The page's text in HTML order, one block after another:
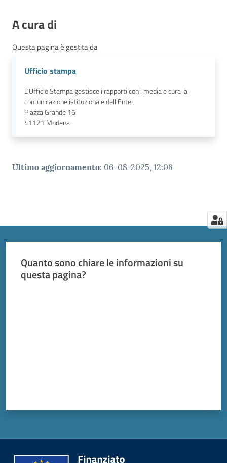
A cura di
Questa pagina è gestita da
Ufficio stampa
L’Ufficio Stampa gestisce i rapporti con i media e cura la
comunicazione istituzionale dell'Ente.
Piazza Grande 16
41121 Modena
Ultimo aggiornamento: 06-08-2025, 12:08
Quanto sono chiare le informazioni su
questa pagina?